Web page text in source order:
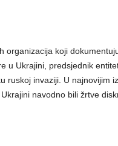
organizacija koji
u Ukrajini, predsjednik
ruskoj invaziji. U najnovijim
navodno bili žrtve